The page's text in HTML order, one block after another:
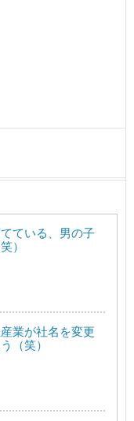
ている、男の子
）
業が社名を変更
（笑）